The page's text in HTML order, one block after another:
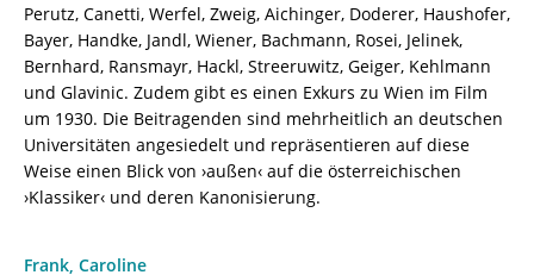
[Digital]
Menge
Perutz, Canetti, Werfel, Zweig, Aichinger, Doderer, Haushofer,
Bayer, Handke, Jandl, Wiener, Bachmann, Rosei, Jelinek,
Bernhard, Ransmayr, Hackl, Streeruwitz, Geiger, Kehlmann
und Glavinic. Zudem gibt es einen Exkurs zu Wien im Film
um 1930. Die Beitragenden sind mehrheitlich an deutschen
Universitäten angesiedelt und repräsentieren auf diese
Weise einen Blick von ›außen‹ auf die österreichischen
›Klassiker‹ und deren Kanonisierung.
Frank, Caroline